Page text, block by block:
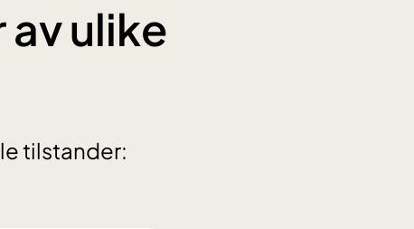
ulike
tilstander: